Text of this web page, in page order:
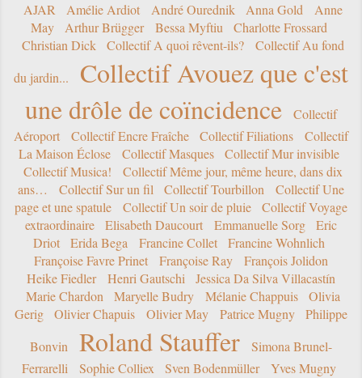
AJAR Amélie Ardiot André Ourednik Anna Gold
Anne
May
Arthur Brügger Bessa Myftiu
Charlotte Frossard
Christian Dick
Collectif A quoi rêvent-ils?
Collectif Au fond
du jardin...
Collectif Avouez que c'est
une drôle de coïncidence
Collectif
Aéroport
Collectif Encre Fraîche Collectif Filiations
Collectif
La Maison Éclose
Collectif Masques
Collectif Mur invisible
Collectif Musica!
Collectif Même jour, même heure, dans dix
ans…
Collectif Sur un fil Collectif Tourbillon
Collectif Une
page et une spatule
Collectif Un soir de pluie
Collectif Voyage
extraordinaire
Elisabeth Daucourt Emmanuelle Sorg
Eric
Driot
Erida Bega Francine Collet
Francine Wohnlich
Françoise Favre Prinet
Françoise Ray
François Jolidon
Heike Fiedler
Henri Gautschi
Jessica Da Silva Villacastín
Marie Chardon
Maryelle Budry Mélanie Chappuis
Olivia
Gerig
Olivier Chapuis Olivier May Patrice Mugny
Philippe
Bonvin
Roland Stauffer
Simona Brunel-
Ferrarelli
Sophie Colliex Sven Bodenmüller Yves Mugny